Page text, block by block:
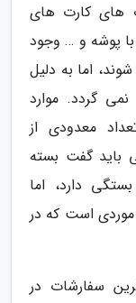
های کارت های
با پوشه و … وجود
اما به دلیل
نمی گردد. موارد
معدودی از
باید گفت بسته
دارد، اما
مجموعه ست اوراق اداری شامل 4 موردی است که در
سفارشات در